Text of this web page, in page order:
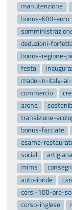
manutenzione
bonus-600-euro
deduzioni-
bonus-regione-
festa
made-in-italy-
commercio
arona
transizione-
bonus-facciate
esame-
social
mims
auto-ibride
corsi-100-ore-
corso-inglese